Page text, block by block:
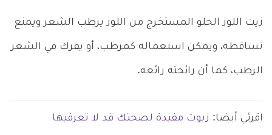
زيت اللوز الحلو المستخرج من اللوز يرطب الشعر ويمنع
تساقطه، ويمكن استعماله كمرطب، أو يفرك في الشعر
الرطب، كما أن رائحته رائعه.
اقرئي أيضا: زيوت مفيدة لصحتك قد لا تعرفيها